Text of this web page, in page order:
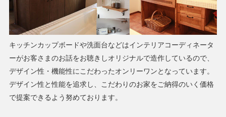
キッチンカップボードや洗面台などはインテリアコーディネータ
ーがお客さまのお話をお聴きしオリジナルで造作しているので、
デザイン性・機能性にこだわったオンリーワンとなっています。
デザイン性と性能を追求し、こだわりのお家をご納得のいく価格
で提案できるよう努めております。